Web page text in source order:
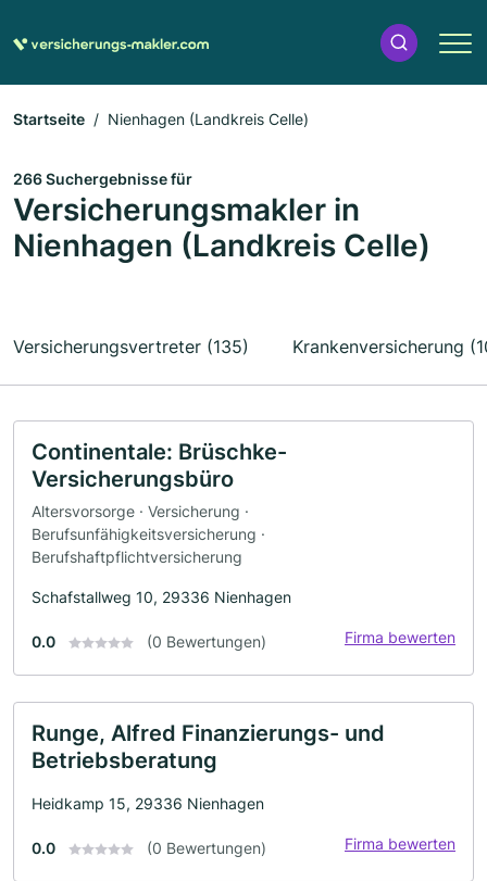
Startseite Nienhagen (Landkreis Celle)
266 Suchergebnisse für
Versicherungsmakler in
Nienhagen (Landkreis Celle)
Versicherungsvertreter (135) Krankenversicherung
Continentale: Brüschke-
Versicherungsbüro
Altersvorsorge · Versicherung ·
Berufsunfähigkeitsversicherung ·
Berufshaftpflichtversicherung
Schafstallweg 10, 29336 Nienhagen
0.0 (0 Bewertungen) Firma bewerten
Runge, Alfred Finanzierungs- und
Betriebsberatung
Heidkamp 15, 29336 Nienhagen
0.0 (0 Bewertungen) Firma bewerten